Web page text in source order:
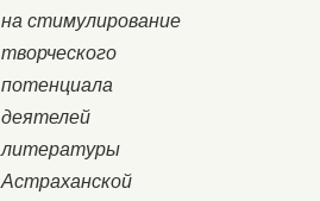
на стимулирование
творческого
потенциала
деятелей
литературы
Астраханской